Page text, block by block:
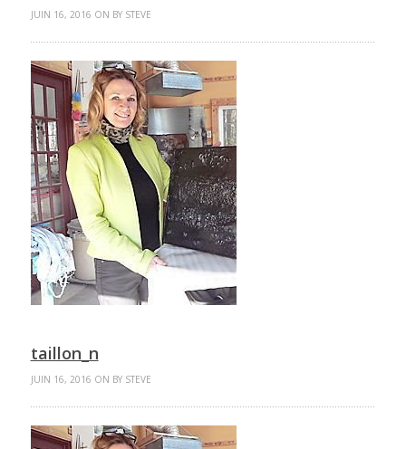
JUIN 16, 2016 ON BY STEVE
taillon_n
JUIN 16, 2016 ON BY STEVE